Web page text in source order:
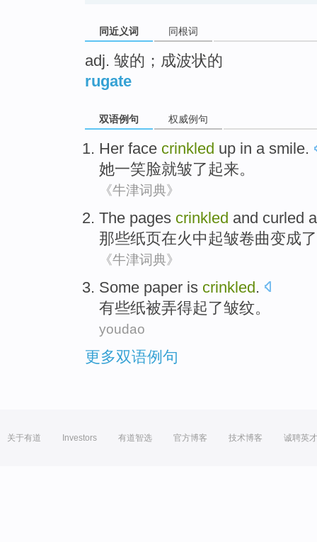
同近义词 同根词
adj. 皱的；成波状的
rugate
双语例句 权威例句
Her face crinkled up in a smile.
她一笑脸就皱了起来。
《牛津词典》
The pages crinkled and curled
那些纸页在火中起皱卷曲变成了
《牛津词典》
Some paper is crinkled.
有些纸被弄得起了皱纹。
youdao
更多双语例句
关于有道 Investors 有道智选 官方博客 技术博客 诚聘英才